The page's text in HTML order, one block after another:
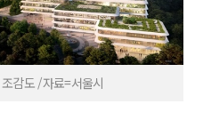
감도 /자료=서울시